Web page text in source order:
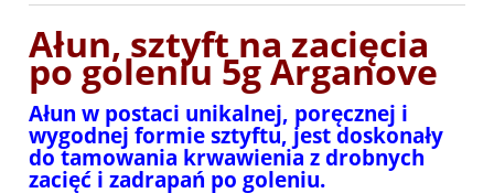
Ałun, sztyft na zacięcia
po goleniu 5g Arganove
Ałun w postaci unikalnej, poręcznej i
wygodnej formie sztyftu, jest doskonały
do tamowania krwawienia z drobnych
zacięć i zadrapań po goleniu.